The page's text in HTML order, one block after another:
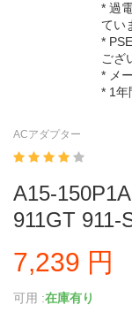
* 過
てい
*
ござ
* メ
* 1年
ACアダプター
A15-
911GT 911-
7,239 円
可用 :在庫有り